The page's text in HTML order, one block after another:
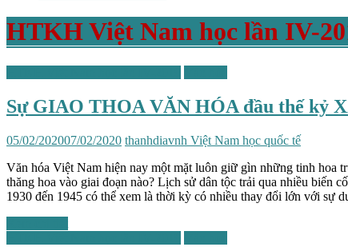
HTKH Việt Nam học lần IV-
Sự GIAO THOA VĂN HÓA đầu thế kỷ
05/02/202007/02/2020 thanhdiavnh Việt Nam học quốc tế
Văn hóa Việt Nam hiện nay một mặt luôn giữ gìn những tinh hoa
thăng hoa vào giai đoạn nào? Lịch sử dân tộc trải qua nhiều biến
1930 đến 1945 có thể xem là thời kỳ có nhiều thay đổi lớn với sự